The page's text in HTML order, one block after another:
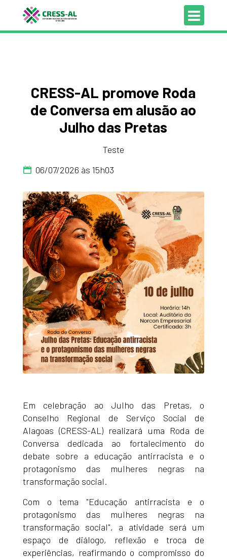
CRESS-AL promove Roda
de Conversa em alusão ao
Julho das Pretas
Teste
06/07/2026 às 15h03
Em celebração ao Julho das Pretas, o
Conselho Regional de Serviço Social de
Alagoas (CRESS-AL) realizará uma Roda de
Conversa dedicada ao fortalecimento do
debate sobre a educação antirracista e o
protagonismo das mulheres negras na
transformação social.
Com o tema "Educação antirracista e o
protagonismo das mulheres negras na
transformação social", a atividade será um
espaço de diálogo, reflexão e troca de
experiências, reafirmando o compromisso do